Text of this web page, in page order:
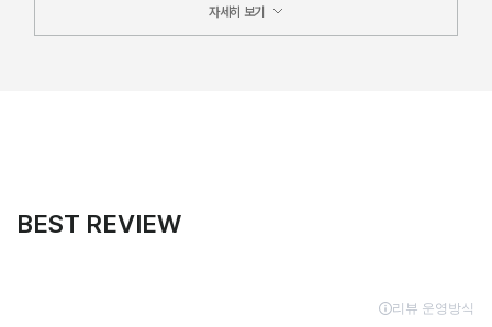
자세히 보기
BEST REVIEW